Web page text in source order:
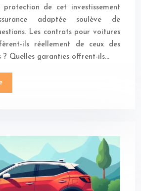
protection de cet investissement
adaptée soulève de
Les contrats pour voitures
ils réellement de ceux des
? Quelles garanties offrent-ils…